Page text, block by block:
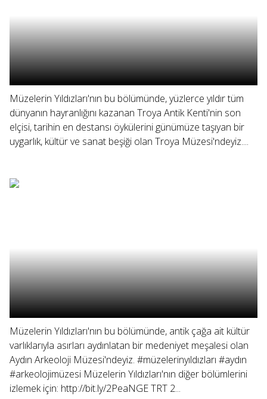
Müzelerin Yıldızları'nın bu bölümünde, yüzlerce yıldır tüm
dünyanın hayranlığını kazanan Troya Antik Kenti'nin son
elçisi, tarihin en destansı öykülerini günümüze taşıyan bir
uygarlık, kültür ve sanat beşiği olan Troya Müzesi'ndeyiz....
Müzelerin Yıldızları'nın bu bölümünde, antik çağa ait kültür
varlıklarıyla asırları aydınlatan bir medeniyet meşalesi olan
Aydın Arkeoloji Müzesi'ndeyiz. #müzelerinyıldızları #aydın
#arkeolojimüzesi Müzelerin Yıldızları'nın diğer bölümlerini
izlemek için: http://bit.ly/2PeaNGE TRT 2...